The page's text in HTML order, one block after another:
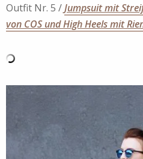
Outfit Nr. 5 /Jumpsuit mit
von COS und High Heels mit